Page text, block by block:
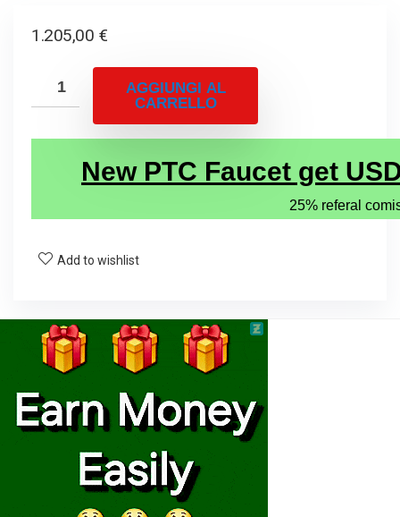
1.205,00 €
AGGIUNGI AL
CARRELLO
Add to wishlist